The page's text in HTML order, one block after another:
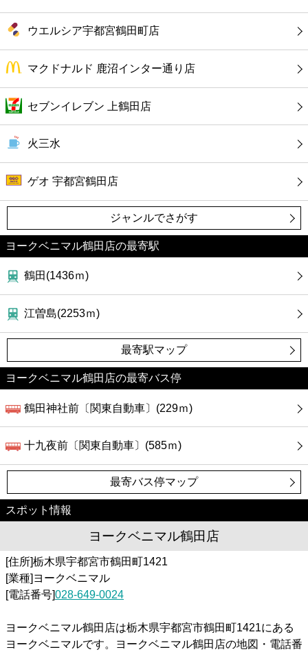
ショッピング
銀行
公共
病院
ホテル
ウエルシア宇都宮鶴田町店
マクドナルド 鹿沼インター通り店
セブンイレブン 上鶴田店
火三水
ゲオ 宇都宮鶴田店
ジャンルでさがす
ヨークベニマル鶴田店の最寄駅
鶴田(1436ｍ)
江曽島(2253ｍ)
最寄駅マップ
ヨークベニマル鶴田店の最寄バス停
鶴田神社前〔関東自動車〕(229ｍ)
十九夜前〔関東自動車〕(585ｍ)
最寄バス停マップ
スポット情報
ヨークベニマル鶴田店
[住所]栃木県宇都宮市鶴田町1421
[業種]ヨークベニマル
[電話番号]028-649-0024
ヨークベニマル鶴田店は栃木県宇都宮市鶴田町1421にある
ヨークベニマルです。ヨークベニマル鶴田店の地図・電話番